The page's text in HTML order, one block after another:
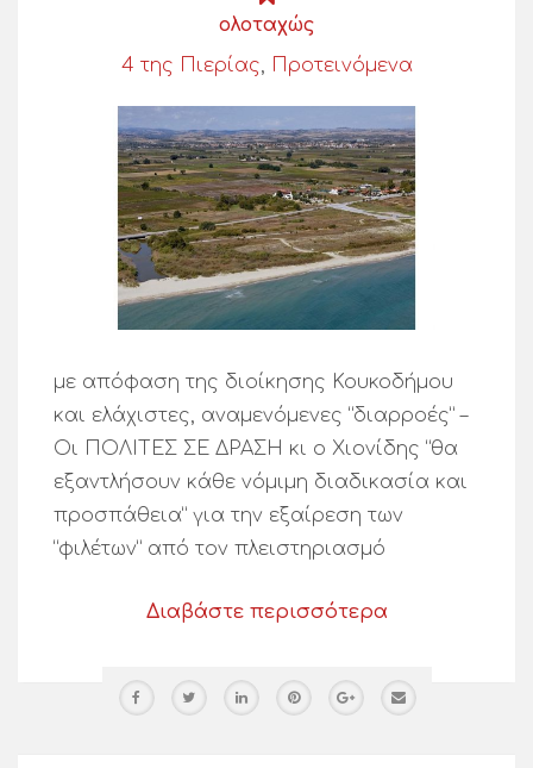
ολοταχώς
4 της Πιερίας, Προτεινόμενα
με απόφαση της διοίκησης Κουκοδήμου
και ελάχιστες, αναμενόμενες “διαρροές” –
Οι ΠΟΛΙΤΕΣ ΣΕ ΔΡΑΣΗ κι ο Χιονίδης “θα
εξαντλήσουν κάθε νόμιμη διαδικασία και
προσπάθεια” για την εξαίρεση των
“φιλέτων” από τον πλειστηριασμό
Διαβάστε περισσότερα